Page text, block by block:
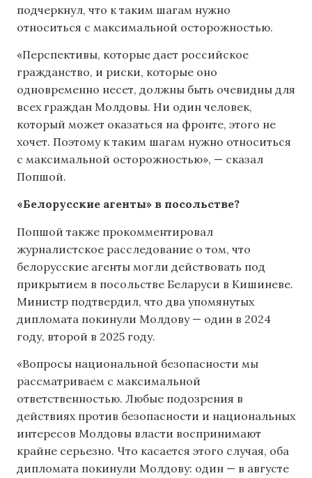
подчеркнул, что к таким шагам нужно
относиться с максимальной осторожностью.
«Перспективы, которые дает российское
гражданство, и риски, которые оно
одновременно несет, должны быть очевидны для
всех граждан Молдовы. Ни один человек,
который может оказаться на фронте, этого не
хочет. Поэтому к таким шагам нужно относиться
с максимальной осторожностью», — сказал
Попшой.
«Белорусские агенты» в посольстве?
Попшой также прокомментировал
журналистское расследование о том, что
белорусские агенты могли действовать под
прикрытием в посольстве Беларуси в Кишиневе.
Министр подтвердил, что два упомянутых
дипломата покинули Молдову — один в 2024
году, второй в 2025 году.
«Вопросы национальной безопасности мы
рассматриваем с максимальной
ответственностью. Любые подозрения в
действиях против безопасности и национальных
интересов Молдовы власти воспринимают
крайне серьезно. Что касается этого случая, оба
дипломата покинули Молдову: один — в августе